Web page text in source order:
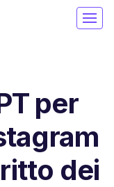
per
dei